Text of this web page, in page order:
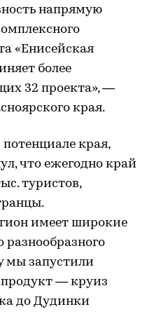
напрямую
«Енисейская
более
32 проекта», —
края.
края,
что ежегодно край
туристов,
имеет широкие
мы запустили
— круиз
до Дудинки